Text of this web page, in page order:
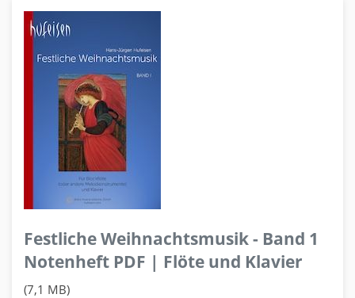
Festliche Weihnachtsmusik - Band 1
Notenheft PDF | Flöte und Klavier
(7,1 MB)